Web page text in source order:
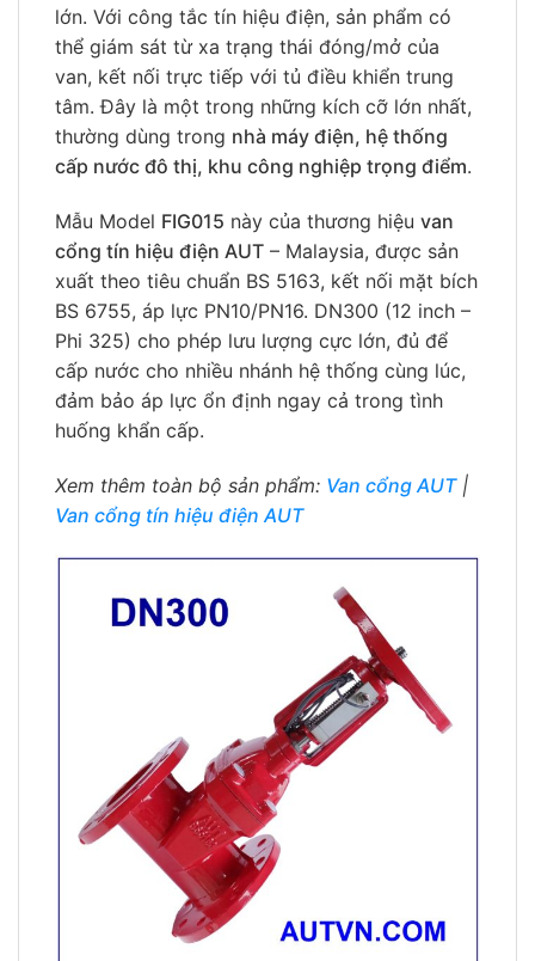
lớn. Với công tắc tín hiệu điện, sản phẩm có
thể giám sát từ xa trạng thái đóng/mở của
van, kết nối trực tiếp với tủ điều khiển trung
tâm. Đây là một trong những kích cỡ lớn nhất,
thường dùng trong nhà máy điện, hệ thống
cấp nước đô thị, khu công nghiệp trọng điểm.
Mẫu Model FIG015 này của thương hiệu van
cổng tín hiệu điện AUT – Malaysia, được sản
xuất theo tiêu chuẩn BS 5163, kết nối mặt bích
BS 6755, áp lực PN10/PN16. DN300 (12 inch –
Phi 325) cho phép lưu lượng cực lớn, đủ để
cấp nước cho nhiều nhánh hệ thống cùng lúc,
đảm bảo áp lực ổn định ngay cả trong tình
huống khẩn cấp.
Xem thêm toàn bộ sản phẩm: Van cổng AUT|
Van cổng tín hiệu điện AUT